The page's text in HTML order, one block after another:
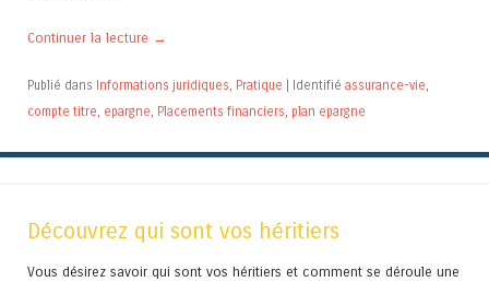
Continuer la lecture →
Publié dans Informations juridiques, Pratique Identifié assurance-vie,
compte titre, epargne, Placements financiers, plan epargne
Découvrez qui sont vos héritiers
Vous désirez savoir qui sont vos héritiers et comment se déroule une